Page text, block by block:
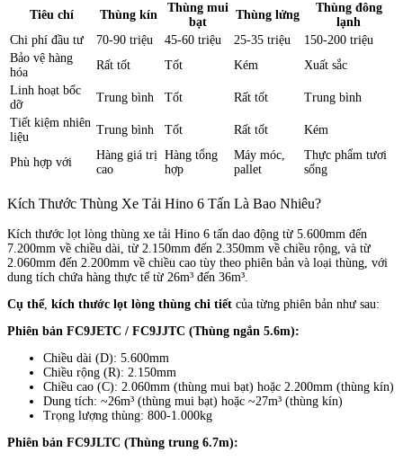
Tiêu chí Thùng kín
Thùng mui
bạt
Thùng lửng
Thùng đông
lạnh
Chi phí đầu tư
70-90 triệu 45-60 triệu 25-35 triệu
150-200 triệu
Bảo vệ hàng
hóa
Rất tốt Tốt Kém
Xuất sắc
Linh hoạt bốc
dỡ
Trung bình Tốt Rất tốt
Trung bình
Tiết kiệm nhiên
liệu
Trung bình Tốt Rất tốt Kém
Phù hợp với
Hàng giá trị
cao
Hàng tổng
hợp
Máy móc,
pallet
Thực phẩm tươi
sống
Kích Thước Thùng Xe Tải Hino 6 Tấn Là Bao Nhiêu?
Kích thước lọt lòng thùng xe tải Hino 6 tấn dao động từ 5.600mm đến
7.200mm về chiều dài, từ 2.150mm đến 2.350mm về chiều rộng, và từ
2.060mm đến 2.200mm về chiều cao tùy theo phiên bản và loại thùng, với
dung tích chứa hàng thực tế từ 26m³ đến 36m³.
Cụ thể, kích thước lọt lòng thùng chi tiết của từng phiên bản như sau:
Phiên bản FC9JETC / FC9JJTC (Thùng ngắn 5.6m):
Chiều dài (D): 5.600mm
Chiều rộng (R): 2.150mm
Chiều cao (C): 2.060mm (thùng mui bạt) hoặc 2.200mm (thùng kín)
Dung tích: ~26m³ (thùng mui bạt) hoặc ~27m³ (thùng kín)
Trọng lượng thùng: 800-1.000kg
Phiên bản FC9JLTC (Thùng trung 6.7m):